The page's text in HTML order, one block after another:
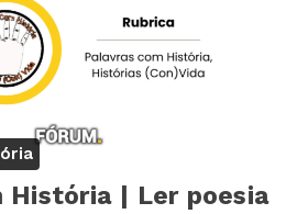
História | Ler poesia